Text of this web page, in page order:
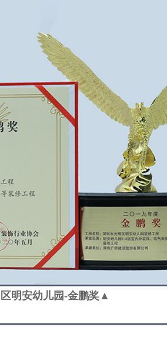
明安幼儿园-金鹏奖▲